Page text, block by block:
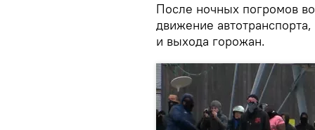
После ночных погромов
движение
и выхода горожан.